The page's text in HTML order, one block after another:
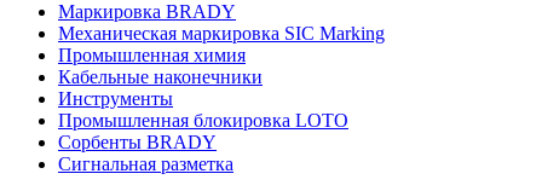
Маркировка BRADY
Механическая маркировка SIC Marking
Промышленная химия
Кабельные наконечники
Инструменты
Промышленная блокировка LOTO
Сорбенты BRADY
Сигнальная разметка